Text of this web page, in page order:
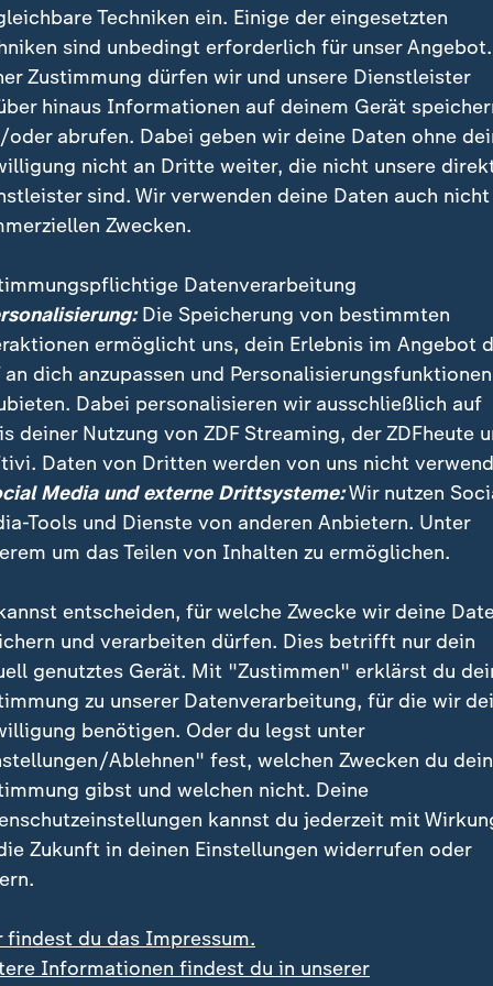
der gesetzlichen Kranken- und
Proteste. Gewerkschaften, Praxen und
auf die Straße.
in Charleroi:
Illegale
entdeckt
1:15
Bundestagswahl 2025
BSW-Wahleinspruch
weiter unbeantwortet
Video0:30
Techniken ein. Einige der eingesetzten
sind unbedingt erforderlich für unser
Zustimmung dürfen wir und unsere Dienstleister
hinaus Informationen auf deinem Gerät
oder abrufen. Dabei geben wir deine Daten ohne
nicht an Dritte weiter, die nicht unsere
sind. Wir verwenden deine Daten auch nicht
Zwecken.
Datenverarbeitung
Die Speicherung von bestimmten
ermöglicht uns, dein Erlebnis im Angebot
an dich anzupassen und Personalisierungsfunktionen
Dabei personalisieren wir ausschließlich auf
deiner Nutzung von ZDF Streaming, der ZDFheute
Daten von Dritten werden von uns nicht
Media und externe Drittsysteme:Wir nutzen
Tools und Dienste von anderen Anbietern. Unter
um das Teilen von Inhalten zu ermöglichen.
entscheiden, für welche Zwecke wir deine
und verarbeiten dürfen. Dies betrifft nur dein
genutztes Gerät. Mit "Zustimmen" erklärst du
zu unserer Datenverarbeitung, für die wir
benötigen. Oder du legst unter
Ablehnen" fest, welchen Zwecken du
gibst und welchen nicht. Deine
kannst du jederzeit mit
Zukunft in deinen Einstellungen widerrufen oder
findest du das Impressum.
Informationen findest du in unserer